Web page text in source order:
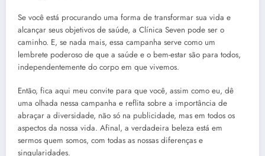
Se você está procurando uma forma de transformar sua vida e
alcançar seus objetivos de saúde, a Clínica Seven pode ser o
caminho. E, se nada mais, essa campanha serve como um
lembrete poderoso de que a saúde e o bem-estar são para todos,
independentemente do corpo em que vivemos.
Então, fica aqui meu convite para que você, assim como eu, dê
uma olhada nessa campanha e reflita sobre a importância de
abraçar a diversidade, não só na publicidade, mas em todos os
aspectos da nossa vida. Afinal, a verdadeira beleza está em
sermos quem somos, com todas as nossas diferenças e
singularidades.